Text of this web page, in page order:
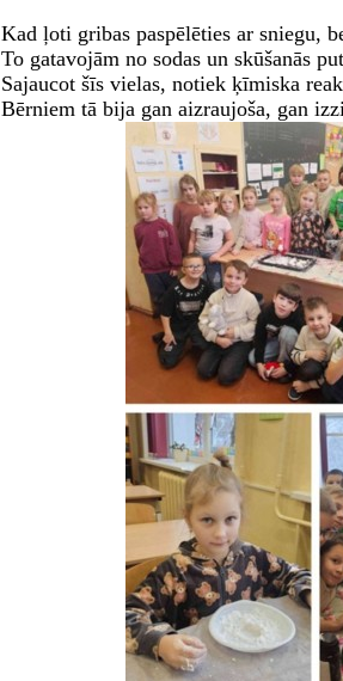
Kad ļoti gribas paspēlēties ar sniegu,
To gatavojām no sodas un skūšanās
Sajaucot šīs vielas, notiek ķīmiska
Bērniem tā bija gan aizraujoša, gan